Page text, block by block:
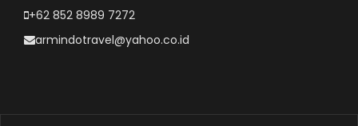
+62 852 8989 7272
armindotravel@yahoo.co.id